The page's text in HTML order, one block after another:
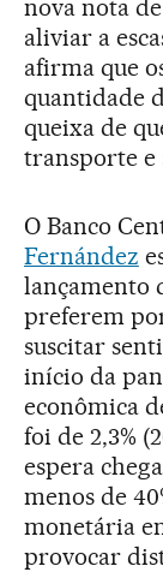
nova nota
aliviar a
afirma que
quantidade
queixa de
transporte e
O Banco
Fernández
lançamento
preferem
suscitar
início da
econômica
foi de 2,3%
espera
menos de
monetária
provocar